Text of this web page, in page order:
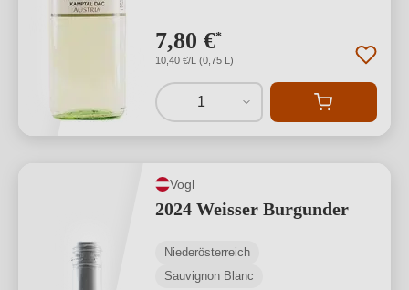
7,80 €*
10,40 €/L (0,75 L)
1
Vogl
2024 Weisser Burgunder
Niederösterreich
Sauvignon Blanc